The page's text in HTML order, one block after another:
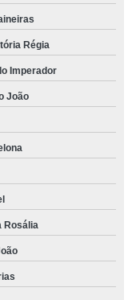
Régia
Imperador
João
Rosália